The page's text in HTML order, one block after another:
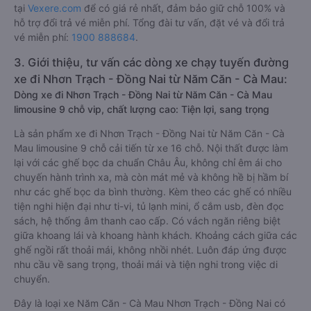
tại Vexere.com để có giá rẻ nhất, đảm bảo giữ chỗ 100% và
hỗ trợ đổi trả vé miễn phí. Tổng đài tư vấn, đặt vé và đổi trả
vé miễn phí: 1900 888684.
3. Giới thiệu, tư vấn các dòng xe chạy tuyến đường
xe đi Nhơn Trạch - Đồng Nai từ Năm Căn - Cà Mau:
Dòng xe đi Nhơn Trạch - Đồng Nai từ Năm Căn - Cà Mau
limousine 9 chỗ vip, chất lượng cao: Tiện lợi, sang trọng
Là sản phẩm xe đi Nhơn Trạch - Đồng Nai từ Năm Căn - Cà
Mau limousine 9 chỗ cải tiến từ xe 16 chỗ. Nội thất được làm
lại với các ghế bọc da chuẩn Châu Âu, không chỉ êm ái cho
chuyến hành trình xa, mà còn mát mẻ và không hề bị hầm bí
như các ghế bọc da bình thường. Kèm theo các ghế có nhiều
tiện nghi hiện đại như ti-vi, tủ lạnh mini, ổ cắm usb, đèn đọc
sách, hệ thống âm thanh cao cấp. Có vách ngăn riêng biệt
giữa khoang lái và khoang hành khách. Khoảng cách giữa các
ghế ngồi rất thoải mái, không nhồi nhét. Luôn đáp ứng được
nhu cầu về sang trọng, thoải mái và tiện nghi trong việc di
chuyển.
Đây là loại xe Năm Căn - Cà Mau Nhơn Trạch - Đồng Nai có